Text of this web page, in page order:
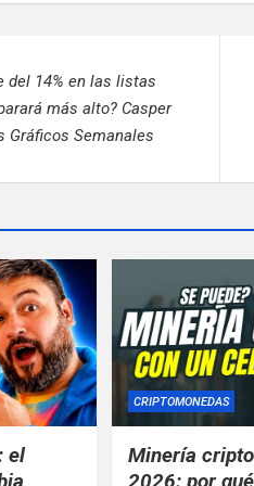
del 14% en las listas
más alto? Casper
Gráficos Semanales
el
CRIPTOMONEDAS
Minería